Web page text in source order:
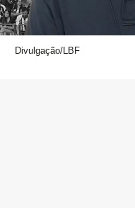
Divulgação/LBF